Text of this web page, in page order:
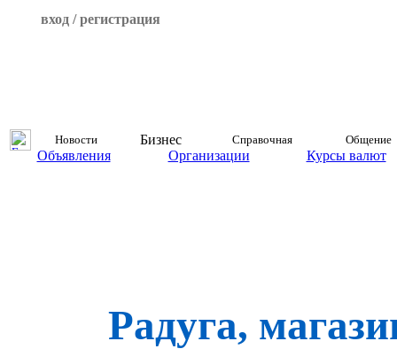
вход / регистрация
Новости Бизнес Справочная Общение
Объявления Организации Курсы валют
Радуга,